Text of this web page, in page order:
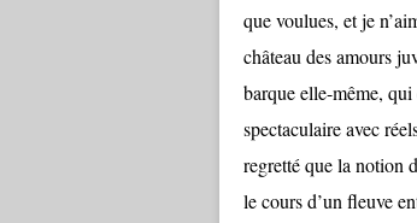
que voulues, et je
château des amours
barque elle-même,
spectaculaire avec
regretté que la notion
le cours d’un fleuve